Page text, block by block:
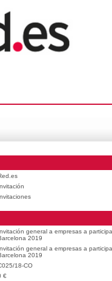
general a empresas a
2019
general a empresas a
2019
18-CO
€